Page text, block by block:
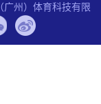
州）体育科技有限